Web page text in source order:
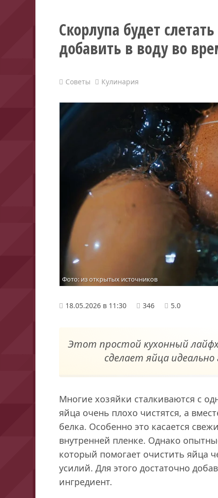
Скорлупа будет
добавить в воду во
Советы Кулинария
Фото: из открытых источников
18.05.2026 в 11:30 346 5.0
Этот простой кухонный
сделает яйца
Многие хозяйки сталкиваются с
яйца очень плохо чистятся, а
белка. Особенно это касается
внутренней пленке. Однако
который помогает очистить яйца
усилий. Для этого достаточно
ингредиент.